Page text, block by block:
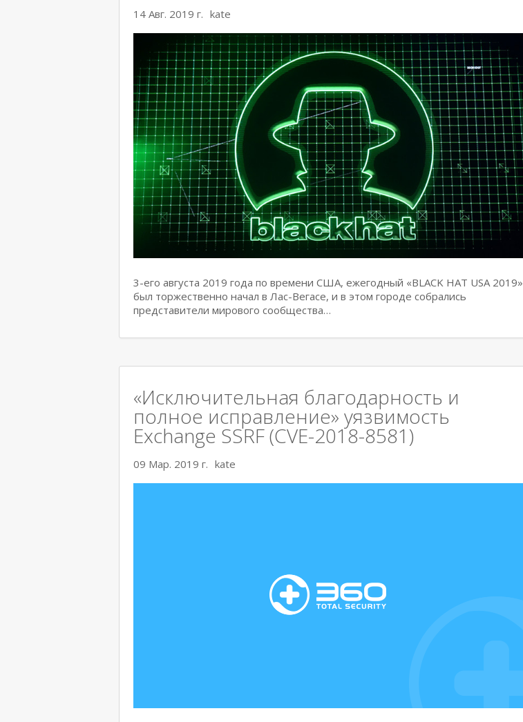
14 Авг. 2019 г. kate
3-его августа 2019 года по времени США, ежегодный «BLACK HAT USA 2019»
был торжественно начал в Лас-Вегасе, и в этом городе собрались
представители мирового сообщества…
«Исключительная благодарность и
полное исправление» уязвимость
Exchange SSRF (CVE-2018-8581)
09 Мар. 2019 г. kate